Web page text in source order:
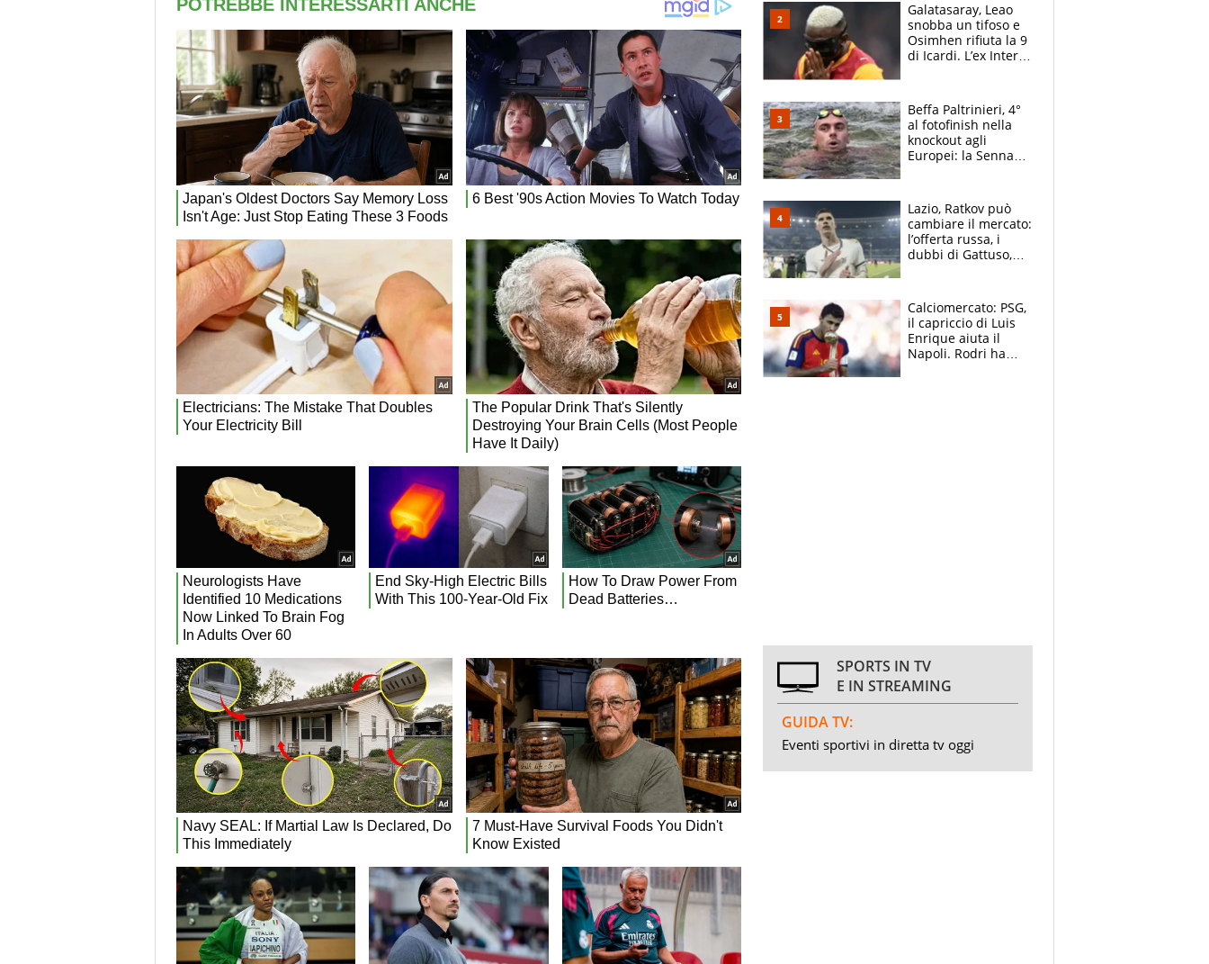
Galatasaray, Leao
snobba un tifoso e
Osimhen rifiuta la 9
di Icardi. L’ex Inter
Beffa Paltrinieri, 4°
al fotofinish nella
knockout agli
Europei: la Senna
Lazio, Ratkov può
cambiare il mercato:
l’offerta russa, i
dubbi di Gattuso,
Calciomercato: PSG,
il capriccio di Luis
Enrique aiuta il
Napoli. Rodri ha
SPORTS IN TV
E IN STREAMING
GUIDA TV:
Eventi sportivi in diretta tv oggi